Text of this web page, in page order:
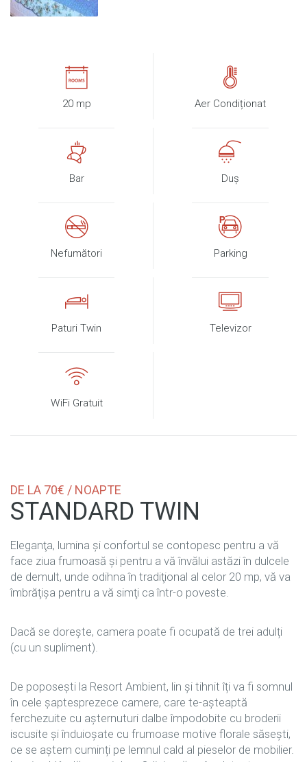
20 mp Aer Condiționat
Bar Duş
Nefumători Parking
Paturi Twin Televizor
WiFi Gratuit
DE LA 70€ / NOAPTE
STANDARD TWIN
Eleganţa, lumina şi confortul se contopesc pentru a vă
face ziua frumoasă şi pentru a vă învălui astăzi în dulcele
de demult, unde odihna în tradiţional al celor 20 mp, vă va
îmbrăţişa pentru a vă simţi ca într-o poveste.
Dacă se dorește, camera poate fi ocupată de trei adulți
(cu un supliment).
De poposești la Resort Ambient, lin și tihnit îți va fi somnul
în cele șaptesprezece camere, care te-așteaptă
ferchezuite cu așternuturi dalbe împodobite cu broderii
iscusite și înduioșate cu frumoase motive florale săsești,
ce se aștern cuminți pe lemnul cald al pieselor de mobilier.